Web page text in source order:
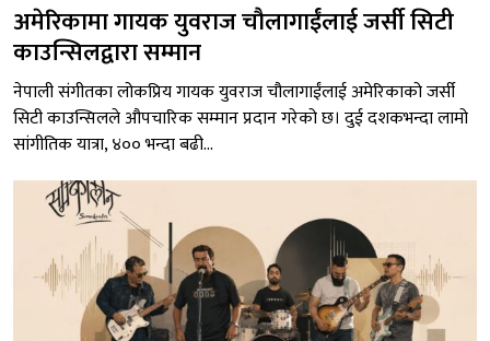
अमेरिकामा गायक युवराज चौलागाईंलाई जर्सी सिटी
काउन्सिलद्वारा सम्मान
नेपाली संगीतका लोकप्रिय गायक युवराज चौलागाईंलाई अमेरिकाको जर्सी
सिटी काउन्सिलले औपचारिक सम्मान प्रदान गरेको छ। दुई दशकभन्दा लामो
सांगीतिक यात्रा, ४०० भन्दा बढी...